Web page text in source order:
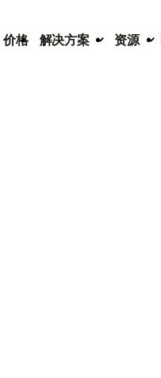
价格 解决方案 资源